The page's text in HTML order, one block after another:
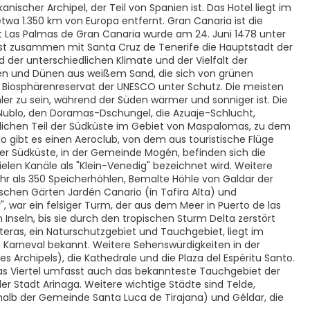
Archipel, der Teil von Spanien ist. Das Hotel liegt im
1.350 km von Europa entfernt. Gran Canaria ist die
Palmas de Gran Canaria wurde am 24. Juni 1478 unter
zusammen mit Santa Cruz de Tenerife die Hauptstadt der
der unterschiedlichen Klimate und der Vielfalt der
Dünen aus weißem Sand, die sich von grünen
der UNESCO unter Schutz. Die meisten
zu sein, während der Süden wärmer und sonniger ist. Die
den Doramas-Dschungel, die Azuaje-Schlucht,
Teil der Südküste im Gebiet von Maspalomas, zu dem
gibt es einen Aeroclub, von dem aus touristische Flüge
Südküste, in der Gemeinde Mogén, befinden sich die
Kanäle als "Klein-Venedig" bezeichnet wird. Weitere
als 350 Speicherhöhlen, Bemalte Höhle von Galdar der
Gärten Jardén Canario (in Tafira Alta) und
war ein felsiger Turm, der aus dem Meer in Puerto de las
bis sie durch den tropischen Sturm Delta zerstört
ein Naturschutzgebiet und Tauchgebiet, liegt im
bekannt. Weitere Sehenswürdigkeiten in der
die Kathedrale und die Plaza del Espéritu Santo.
Viertel umfasst auch das bekannteste Tauchgebiet der
Stadt Arinaga. Weitere wichtige Städte sind Telde,
der Gemeinde Santa Luca de Tirajana) und Géldar, die